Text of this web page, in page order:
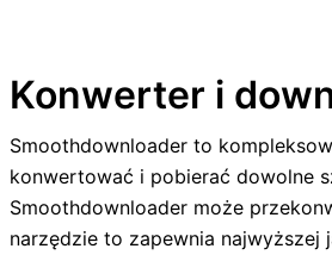
Konwerter i
Smoothdownloader to
konwertować i pobierać dowolne
Smoothdownloader może
narzędzie to zapewnia